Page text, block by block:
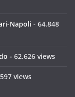
Napoli - 64.848
- 62.626 views
views